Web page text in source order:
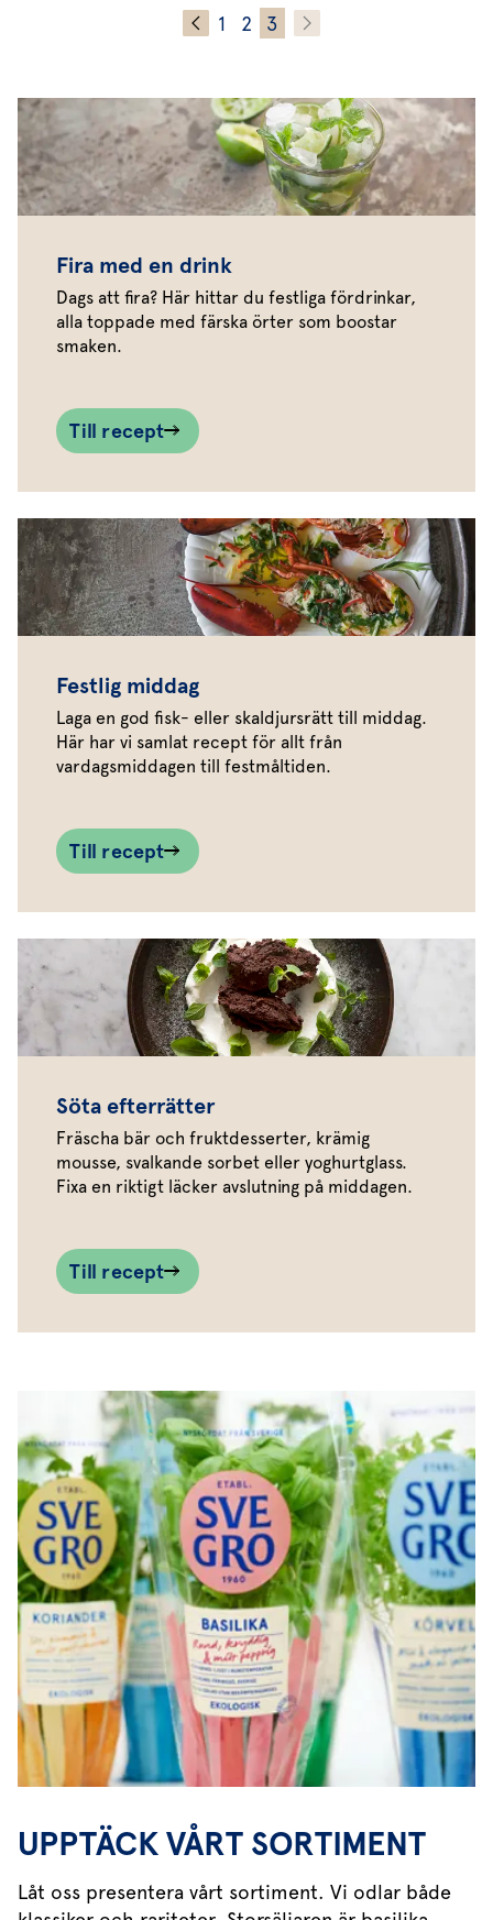
1 2 3
Fira med en drink
Dags att fira? Här hittar du festliga fördrinkar,
alla toppade med färska örter som boostar
smaken.
Till recept
Festlig middag
Laga en god fisk- eller skaldjursrätt till middag.
Här har vi samlat recept för allt från
vardagsmiddagen till festmåltiden.
Till recept
Söta efterrätter
Fräscha bär och fruktdesserter, krämig
mousse, svalkande sorbet eller yoghurtglass.
Fixa en riktigt läcker avslutning på middagen.
Till recept
UPPTÄCK VÅRT SORTIMENT
Låt oss presentera vårt sortiment. Vi odlar både